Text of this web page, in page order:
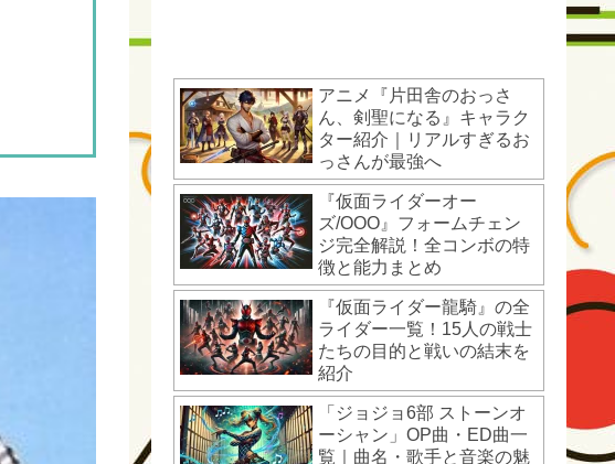
アニメ『片田舎のおっさ
ん、剣聖になる』キャラク
ター紹介｜リアルすぎるお
っさんが最強へ
『仮面ライダーオー
ズ/OOO』フォームチェン
ジ完全解説！全コンボの特
徴と能力まとめ
『仮面ライダー龍騎』の全
ライダー一覧！15人の戦士
たちの目的と戦いの結末を
紹介
「ジョジョ6部 ストーンオ
ーシャン」OP曲・ED曲一
覧｜曲名・歌手と音楽の魅